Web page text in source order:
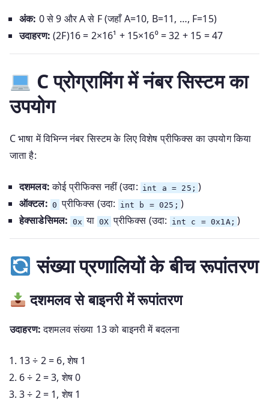
अंक: 0 से 9 और A से F (जहाँ A=10, B=11, …, F=15)
उदाहरण: (2F)16 = 2×16¹ + 15×16⁰ = 32 + 15 = 47
C प्रोग्रामिंग में नंबर सिस्टम का
उपयोग
C भाषा में विभिन्न नंबर सिस्टम के लिए विशेष प्रीफिक्स का उपयोग किया
जाता है:
दशमलव:कोई प्रीफिक्स नहीं (उदा: int a = 25; )
ऑक्टल: 0 प्रीफिक्स (उदा: int b = 025; )
हेक्साडेसिमल: 0x या 0X प्रीफिक्स (उदा: int c = 0x1A; )
संख्या प्रणालियों के बीच रूपांतरण
दशमलव से बाइनरी में रूपांतरण
उदाहरण:दशमलव संख्या 13 को बाइनरी में बदलना
13 ÷ 2 = 6, शेष 1
6 ÷ 2 = 3, शेष 0
3 ÷ 2 = 1, शेष 1